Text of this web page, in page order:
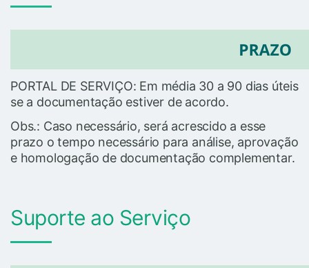
PORTAL DE SERVIÇO: Em média 30 a 90 dias úteis
se a documentação estiver de acordo.
Obs.: Caso necessário, será acrescido a esse
prazo o tempo necessário para análise, aprovação
e homologação de documentação complementar.
Suporte ao Serviço